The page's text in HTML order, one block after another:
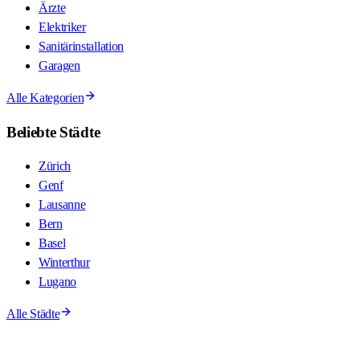
Ärzte
Elektriker
Sanitärinstallation
Garagen
Alle Kategorien
Beliebte Städte
Zürich
Genf
Lausanne
Bern
Basel
Winterthur
Lugano
Alle Städte